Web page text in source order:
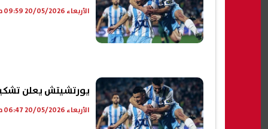
الأربعاء 20/05/2026 09:59 م
يورتشيتش يعلن
الأربعاء 20/05/2026 06:47 م